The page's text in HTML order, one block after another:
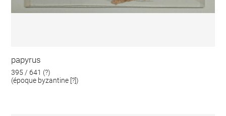
papyrus
395 / 641 (?)
(époque byzantine [?])